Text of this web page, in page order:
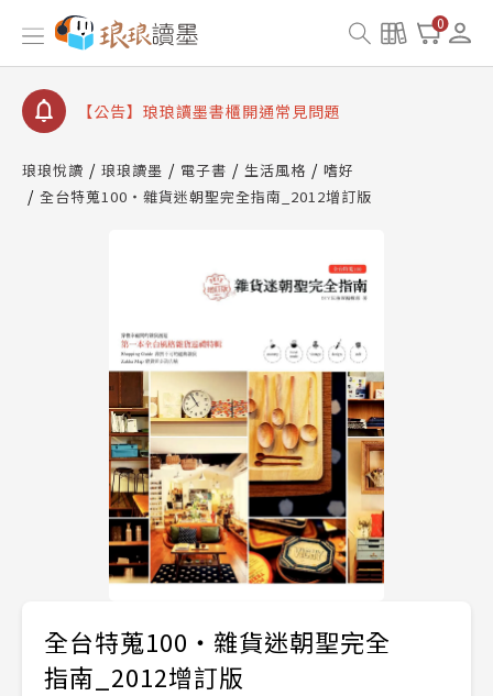
0
【公告】琅琅讀墨數位閱讀資產合併與書櫃開通申請
【公告】琅琅讀墨書櫃開通常見問題
【公告】琅琅讀墨 3 分鐘完成書櫃開通與資產合併申
請圖文教學
查詢
【公告】琅琅讀墨數位閱讀資產合併與書櫃開通申請
琅琅悅讀 琅琅讀墨 電子書 生活風格
嗜好
全台特蒐100‧雜貨迷朝聖完全指南_2012增訂版
全台特蒐100‧雜貨迷朝聖完全
指南_2012增訂版